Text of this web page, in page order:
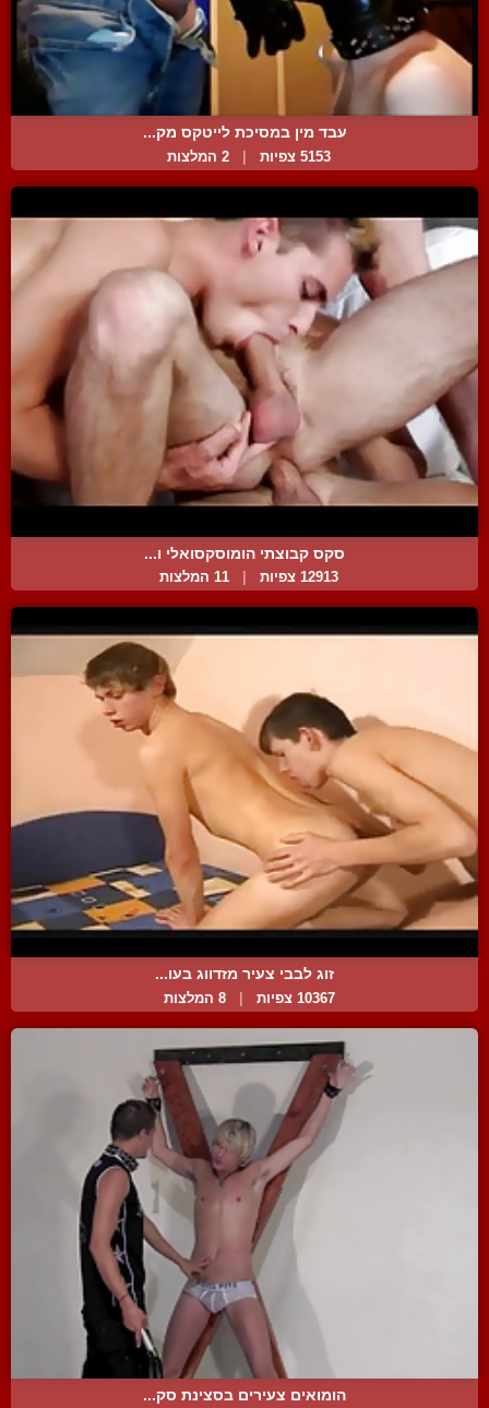
עבד מין במסיכת לייטקס מק...
5153 צפיות | 2 המלצות
סקס קבוצתי הומוסקסואלי ו...
12913 צפיות 11 המלצות
זוג לבבי צעיר מזדווג בעו...
10367 צפיות 8 המלצות
הומואים צעירים בסצינת סק...